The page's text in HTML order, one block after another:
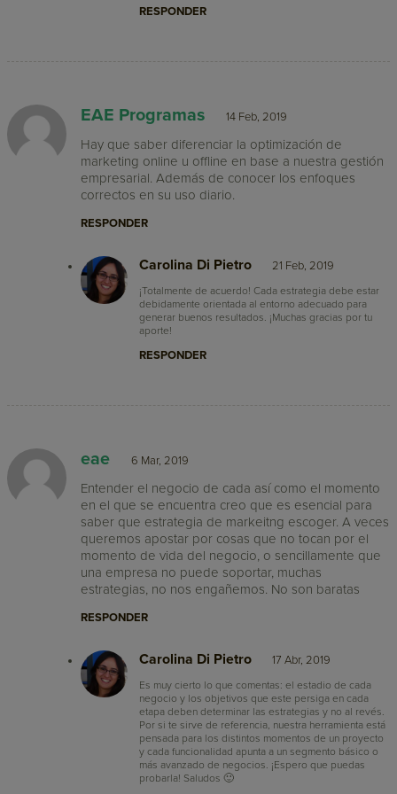
RESPONDER
EAE Programas 14 Feb, 2019
Hay que saber diferenciar la optimización de
marketing online u offline en base a nuestra gestión
empresarial. Además de conocer los enfoques
correctos en su uso diario.
RESPONDER
Carolina Di Pietro 21 Feb, 2019
¡Totalmente de acuerdo! Cada estrategia debe estar
debidamente orientada al entorno adecuado para
generar buenos resultados. ¡Muchas gracias por tu
aporte!
RESPONDER
eae 6 Mar, 2019
Entender el negocio de cada así como el momento
en el que se encuentra creo que es esencial para
saber que estrategia de markeitng escoger. A veces
queremos apostar por cosas que no tocan por el
momento de vida del negocio, o sencillamente que
una empresa no puede soportar, muchas
estrategias, no nos engañemos. No son baratas
RESPONDER
Carolina Di Pietro 17 Abr, 2019
Es muy cierto lo que comentas: el estadio de cada
negocio y los objetivos que este persiga en cada
etapa deben determinar las estrategias y no al revés.
Por si te sirve de referencia, nuestra herramienta está
pensada para los distintos momentos de un proyecto
y cada funcionalidad apunta a un segmento básico o
más avanzado de negocios. ¡Espero que puedas
probarla! Saludos 🙂